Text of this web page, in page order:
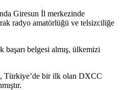
Giresun İl merkezinde
radyo amatörlüğü ve telsizciliğe
başarı belgesi almış, ülkemizi
Türkiye’de bir ilk olan DXCC